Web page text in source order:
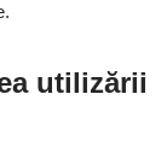
utilizării